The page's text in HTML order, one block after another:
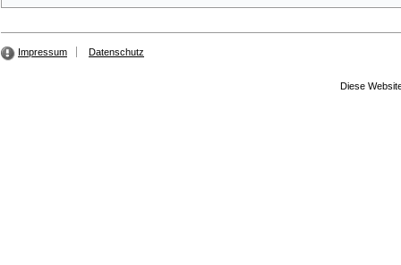
Impressum Datenschutz
Diese